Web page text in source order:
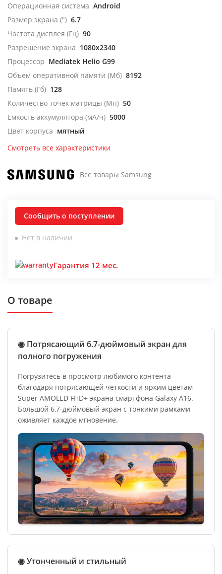
Операционная система Android
Размер экрана (") 6.7
Частота дисплея (Гц) 90
Разрешение экрана 1080x2340
Процессор Mediatek Helio G99
Объем оперативной памяти (Мб) 8192
Память (Гб) 128
Количество точек матрицы (Мп) 50
Емкость аккумулятора (мА/ч) 5000
Цвет корпуса мятный
Смотреть все характеристики
Все товары Samsung
Сообщить о поступлении
Нет в наличии
Гарантия 12 мес.
О товаре
◉ Потрясающий 6.7-дюймовый экран для
полного погружения
Погрузитесь в просмотр любимого контента
благодаря потрясающей четкости и ярким цветам
Super AMOLED FHD+ экрана смартфона Galaxy A16.
Большой 6,7-дюймовый экран с тонкими рамками
оживляет каждое мгновение.
◉ Утонченный и стильный